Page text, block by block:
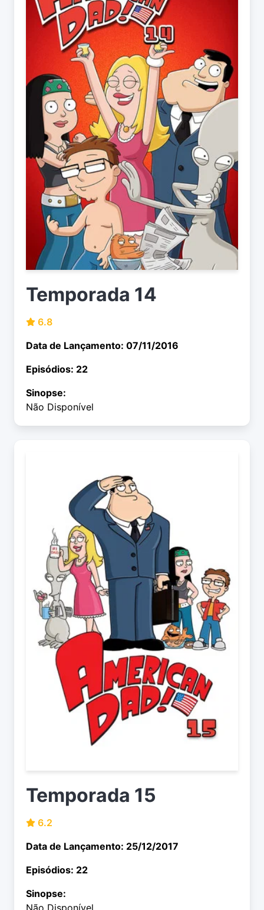
Temporada 14
6.8
Data de Lançamento: 07/11/2016
Episódios: 22
Sinopse:
Não Disponível
Temporada 15
6.2
Data de Lançamento: 25/12/2017
Episódios: 22
Sinopse: